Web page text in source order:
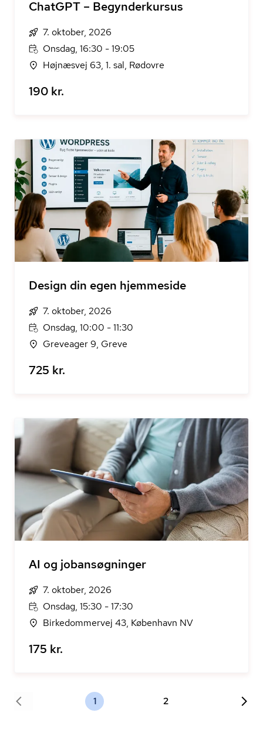
ChatGPT – Begynderkursus
7. oktober, 2026
Onsdag, 16:30 - 19:05
Højnæsvej 63, 1. sal, Rødovre
190 kr.
Design din egen hjemmeside
7. oktober, 2026
Onsdag, 10:00 - 11:30
Greveager 9, Greve
725 kr.
AI og jobansøgninger
7. oktober, 2026
Onsdag, 15:30 - 17:30
Birkedommervej 43, København NV
175 kr.
1 2